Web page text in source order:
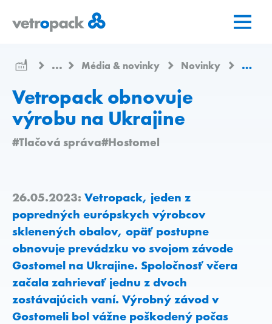
stránku
...
Média & novinky Novinky
Vetropack obnovuje
výrobu na Ukrajine
#Tlačová správa#Hostomel
26.05.2023: Vetropack, jeden z
popredných európskych výrobcov
sklenených obalov, opäť postupne
obnovuje prevádzku vo svojom závode
Gostomel na Ukrajine. Spoločnosť včera
začala zahrievať jednu z dvoch
zostávajúcich vaní. Výrobný závod v
Gostomeli bol vážne poškodený počas